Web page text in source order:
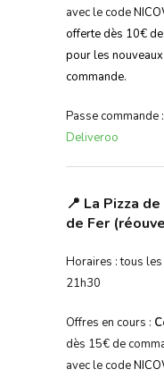
avec le code
offerte dès 10€
pour les
commande.
Passe commande :
Deliveroo
📍 La Pizza
de Fer
Horaires : tous
21h30
Offres en cours :
dès 15€ de
avec le code